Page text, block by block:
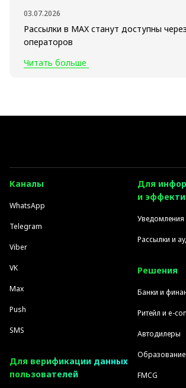
03.07.2026
Рассылки в MAX станут доступны
операторов
Читать больше
Каналы
WhatsApp
Telegram
Viber
VK
Max
Push
SMS
Для верификации данных
пользователей
Для
и
Уведомления
Рассылки и
Решения
Банки и
Ритейл и e-
Автодилеры
Образование
FMCG